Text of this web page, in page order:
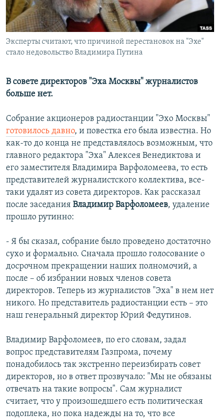
Эксперты считают, что причиной перестановок на "Эхе"
стало недовольство Владимира Путина
В совете директоров "Эха Москвы" журналистов
больше нет.
Собрание акционеров радиостанции "Эхо Москвы"
готовилось давно, и повестка его была известна. Но
как-то до конца не представлялось возможным, что
главного редактора "Эха" Алексея Венедиктова и
его заместителя Владимира Варфоломеева, то есть
представителей журналистского коллектива, все-
таки удалят из совета директоров. Как рассказал
после заседания Владимир Варфоломеев, удаление
прошло рутинно:
- Я бы сказал, собрание было проведено достаточно
сухо и формально. Сначала прошло голосование о
досрочном прекращении наших полномочий, а
после – об избрании новых членов совета
директоров. Теперь из журналистов "Эха" в нем нет
никого. Но представитель радиостанции есть – это
наш генеральный директор Юрий Федутинов.
Владимир Варфоломеев, по его словам, задал
вопрос представителям Газпрома, почему
понадобилось так экстренно переизбирать совет
директоров, но в ответ прозвучало: "Мы не обязаны
отвечать на такие вопросы". Сам журналист
считает, что у произошедшего есть политическая
подоплека, но пока надежды на то, что все